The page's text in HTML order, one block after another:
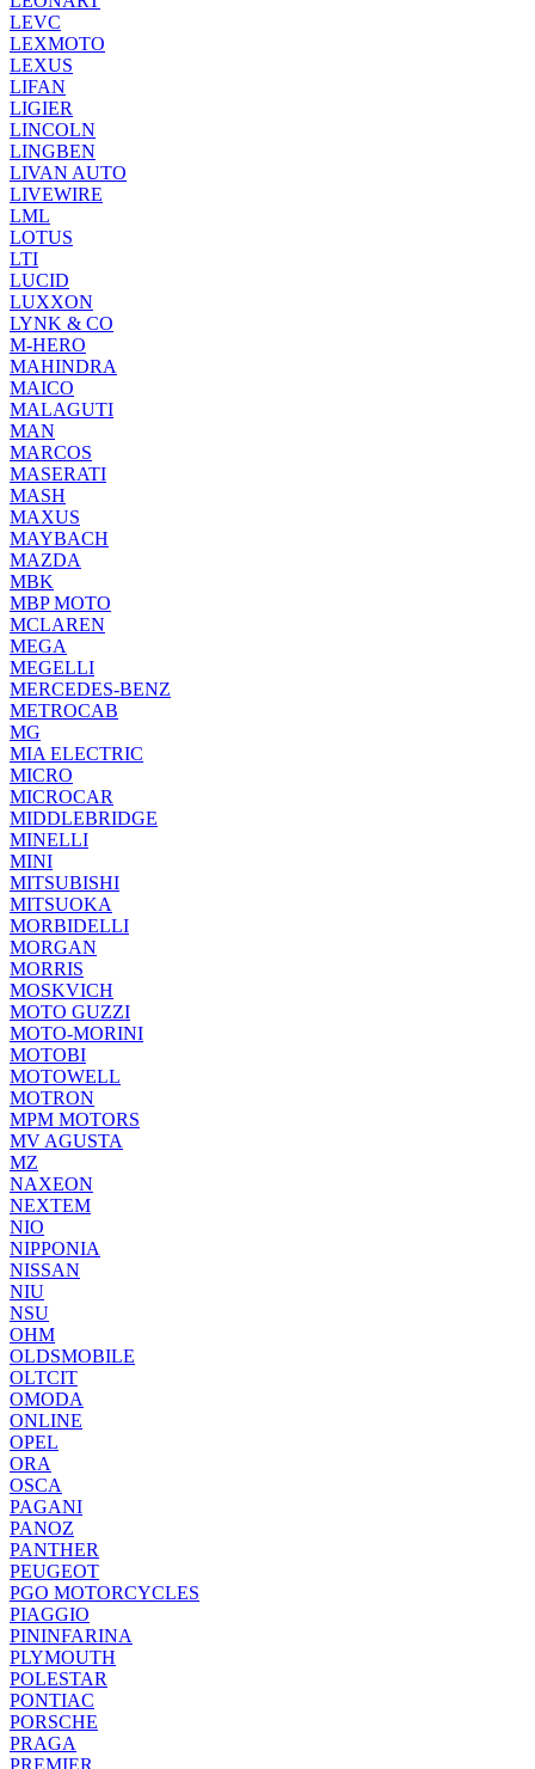
LEVC
LEXMOTO
LEXUS
LIFAN
LIGIER
LINCOLN
LINGBEN
LIVAN AUTO
LIVEWIRE
LML
LOTUS
LTI
LUCID
LUXXON
LYNK & CO
M-HERO
MAHINDRA
MAICO
MALAGUTI
MAN
MARCOS
MASERATI
MASH
MAXUS
MAYBACH
MAZDA
MBK
MBP MOTO
MCLAREN
MEGA
MEGELLI
MERCEDES-BENZ
METROCAB
MG
MIA ELECTRIC
MICRO
MICROCAR
MIDDLEBRIDGE
MINELLI
MINI
MITSUBISHI
MITSUOKA
MORBIDELLI
MORGAN
MORRIS
MOSKVICH
MOTO GUZZI
MOTO-MORINI
MOTOBI
MOTOWELL
MOTRON
MPM MOTORS
MV AGUSTA
MZ
NAXEON
NEXTEM
NIO
NIPPONIA
NISSAN
NIU
NSU
OHM
OLDSMOBILE
OLTCIT
OMODA
ONLINE
OPEL
ORA
OSCA
PAGANI
PANOZ
PANTHER
PEUGEOT
PGO MOTORCYCLES
PIAGGIO
PININFARINA
PLYMOUTH
POLESTAR
PONTIAC
PORSCHE
PRAGA
PREMIER